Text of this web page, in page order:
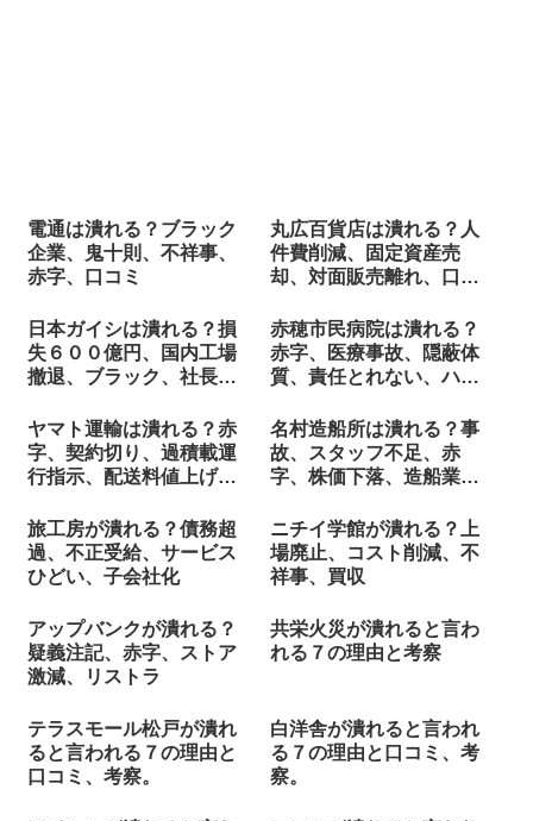
電通は潰れる？ブラック
企業、鬼十則、不祥事、
赤字、口コミ
丸広百貨店は潰れる？人
件費削減、固定資産売
却、対面販売離れ、口コ
日本ガイシは潰れる？損
失６００億円、国内工場
撤退、ブラック、社長交
赤穂市民病院は潰れる？
赤字、医療事故、隠蔽体
質、責任とれない、ハラ
ヤマト運輸は潰れる？赤
字、契約切り、過積載運
行指示、配送料値上げ、
名村造船所は潰れる？事
故、スタッフ不足、赤
字、株価下落、造船業界
旅工房が潰れる？債務超
過、不正受給、サービス
ひどい、子会社化
ニチイ学館が潰れる？上
場廃止、コスト削減、不
祥事、買収
アップバンクが潰れる？
疑義注記、赤字、ストア
激減、リストラ
共栄火災が潰れると言わ
れる７の理由と考察
テラスモール松戸が潰れ
ると言われる７の理由と
口コミ、考察。
白洋舎が潰れると言われ
る７の理由と口コミ、考
察。